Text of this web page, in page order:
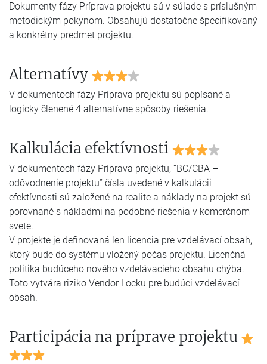
Dokumenty fázy Príprava projektu sú v súlade s príslušným
metodickým pokynom. Obsahujú dostatočne špecifikovaný
a konkrétny predmet projektu.
Alternatívy
V dokumentoch fázy Príprava projektu sú popísané a
logicky členené 4 alternatívne spôsoby riešenia.
Kalkulácia efektívnosti
V dokumentoch fázy Príprava projektu, “BC/CBA –
odôvodnenie projektu” čísla uvedené v kalkulácii
efektívnosti sú založené na realite a náklady na projekt sú
porovnané s nákladmi na podobné riešenia v komerčnom
svete.
V projekte je definovaná len licencia pre vzdelávací obsah,
ktorý bude do systému vložený počas projektu. Licenčná
politika budúceho nového vzdelávacieho obsahu chýba.
Toto vytvára riziko Vendor Locku pre budúci vzdelávací
obsah.
Participácia na príprave projektu